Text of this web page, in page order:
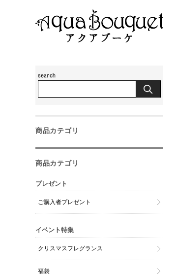
商品カテゴリ
商品カテゴリ
プレゼント
ご購入者プレゼント
イベント特集
クリスマスフレグランス
福袋